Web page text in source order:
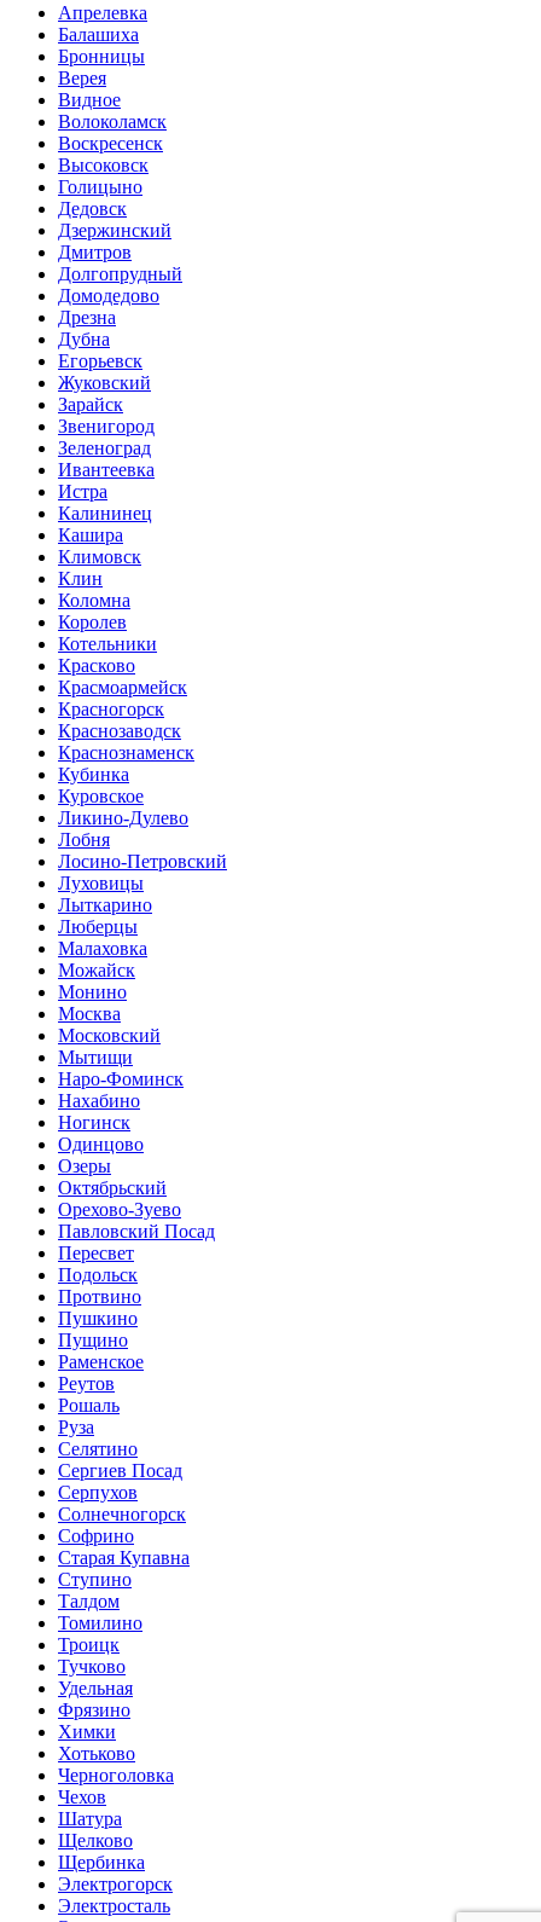
Апрелевка
Балашиха
Бронницы
Верея
Видное
Волоколамск
Воскресенск
Высоковск
Голицыно
Дедовск
Дзержинский
Дмитров
Долгопрудный
Домодедово
Дрезна
Дубна
Егорьевск
Жуковский
Зарайск
Звенигород
Зеленоград
Ивантеевка
Истра
Калининец
Кашира
Климовск
Клин
Коломна
Королев
Котельники
Красково
Красмоармейск
Красногорск
Краснозаводск
Краснознаменск
Кубинка
Куровское
Ликино-Дулево
Лобня
Лосино-Петровский
Луховицы
Лыткарино
Люберцы
Малаховка
Можайск
Монино
Москва
Московский
Мытищи
Наро-Фоминск
Нахабино
Ногинск
Одинцово
Озеры
Октябрьский
Орехово-Зуево
Павловский Посад
Пересвет
Подольск
Протвино
Пушкино
Пущино
Раменское
Реутов
Рошаль
Руза
Селятино
Сергиев Посад
Серпухов
Солнечногорск
Софрино
Старая Купавна
Ступино
Талдом
Томилино
Троицк
Тучково
Удельная
Фрязино
Химки
Хотьково
Черноголовка
Чехов
Шатура
Щелково
Щербинка
Электрогорск
Электросталь